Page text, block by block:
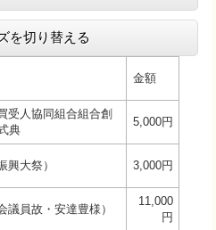
を切り替える
金額
受人協同組合組合創
典
5,000円
興大祭） 3,000円
議員故・安達豊様）
11,000
円